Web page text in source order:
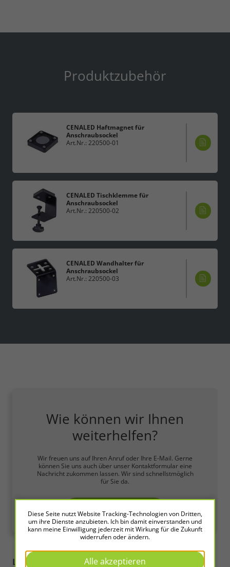
Produktzubehör
CENALED Haftmagnet für
Anschraubsockel
Art.Nr.: 220500-01
CENALED Tischklemme für
Anschraubsockel
Art.Nr.: 220500-02
CENALED Wandhalter für
Anschraubsockel
Art.Nr.: 220500-03
Wie können wir Ihnen
weiterhelfen?
Wir freuen uns auf Ihren Anruf oder Ihre E-Mail. Gerne
können Sie uns auch über unser Kontaktformular eine
Nachricht zukommen lassen. Wir sind schnellstmöglich
für Sie da.
LED2WORK Intelligence in Light
Diese Seite nutzt Website Tracking-Technologien von Dritten,
um ihre Dienste anzubieten. Ich bin damit einverstanden und
kann meine Einwilligung jederzeit mit Wirkung für die Zukunft
widerrufen oder ändern.
Alle akzeptieren